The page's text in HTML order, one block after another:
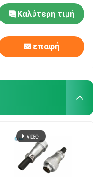
αδιάβροχο
Καλύτερη τιμή
επαφή